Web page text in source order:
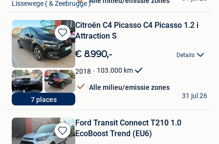
Lissewege ( & Zeebrugge )
Bewaren
in
Mijn
Favorieten
7 places
Citroën C4 Picasso C4 Picasso 1.2 i
Attraction S
€ 8.990,- Details
2018 103.000 km
Alle milieu/emissie zones
Nico
Dilbeek
31 jul 26
Bewaren
Ford Transit Connect T210 1.0
EcoBoost Trend (EU6)